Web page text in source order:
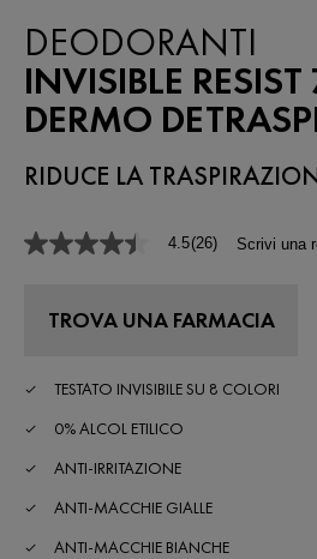
DEODORANTI
INVISIBLE
DERMO
RIDUCE LA
4.5
valutazione
Read
Reviews.
Stesso
link
alla
pagina.
4.5(26) Scrivi una
TROVA UNA FARMACIA
TESTATO INVISIBILE SU 8 COLORI
0% ALCOL ETILICO
ANTI-IRRITAZIONE
ANTI-MACCHIE GIALLE
ANTI-MACCHIE BIANCHE